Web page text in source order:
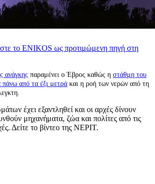
το ENIKOS ως προτιμώμενη πηγή στη
ανάγκης παραμένει ο Έβρος καθώς η στάθμη του
πάνω από τα έξι μετρά και η ροή των νερών από τη
έχει εξαντληθεί και οι αρχές δίνουν
μηχανήματα, ζώα και πολίτες από τις
Δείτε το βίντεο της ΝΕΡΙΤ.